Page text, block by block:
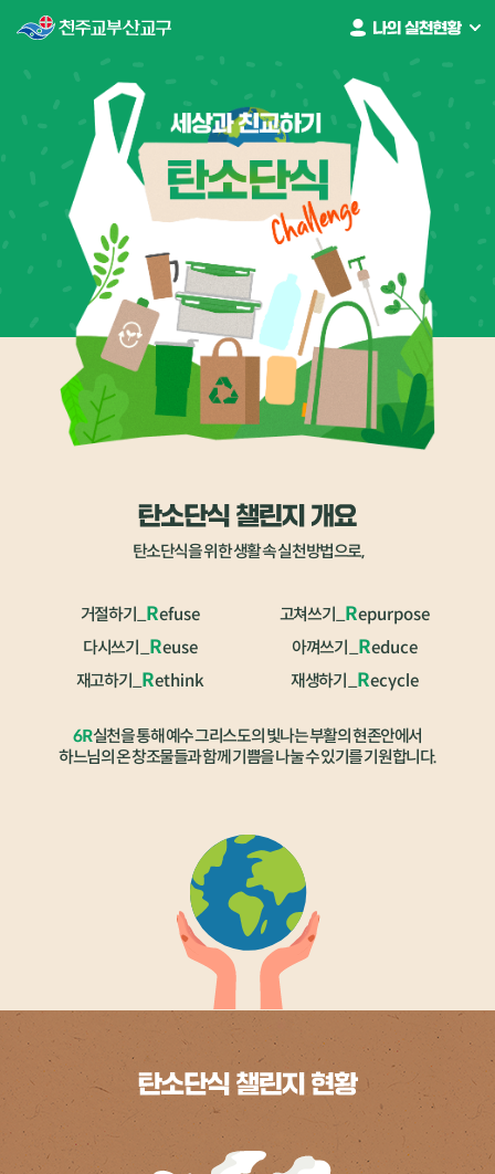
탄소단식을 위한 생활 속 실천방법으로,
거절하기_Refuse 고쳐쓰기_Repurpose
다시쓰기_Reuse 아껴쓰기_Reduce
재고하기_Rethink 재생하기_Recycle
6R실천을 통해 예수 그리스도의 빛나는 부활의 현존안에서
하느님의 온 창조물들과 함께 기쁨을 나눌 수 있기를 기원합니다.